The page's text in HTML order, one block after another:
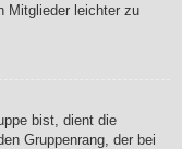
Mitglieder leichter zu
bist, dient die
Gruppenrang, der bei